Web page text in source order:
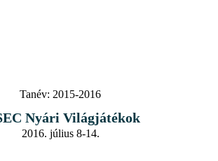
Tanév: 2015-2016
Nyári Világjátékok
2016. július 8-14.